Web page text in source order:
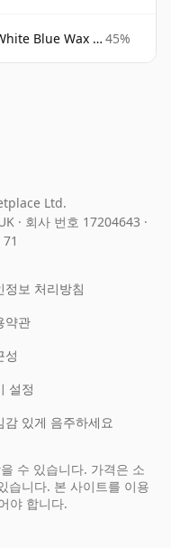
Blue Wax 1L 45%
Ltd.
· 회사 번호 17204643 ·
정보 처리방침
약관
성
설정
감 있게 음주하세요
수 있습니다. 가격은 소
습니다. 본 사이트를 이용
야 합니다.